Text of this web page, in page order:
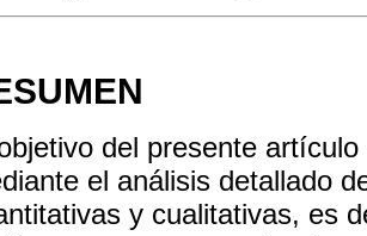
del presente
el análisis detallado
y cualitativas, es